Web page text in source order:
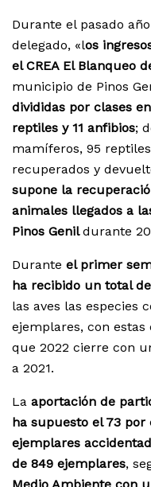
Durante el pasado
delegado, «los
el CREA El Blanqueo
municipio de Pinos
divididas por clases
reptiles y 11 anfibios;
mamíferos, 95
recuperados y
supone la
animales llegados a
Pinos Genildurante
Durante el primer
ha recibido un total
las aves las especies
ejemplares, con
que 2022 cierre con
a 2021.
La aportación de
ha supuesto el 73 por
ejemplares
de 849 ejemplares,